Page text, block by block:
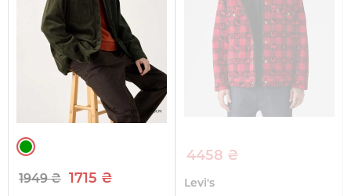
1949 ₴ 1715 ₴
4458 ₴
Levi's